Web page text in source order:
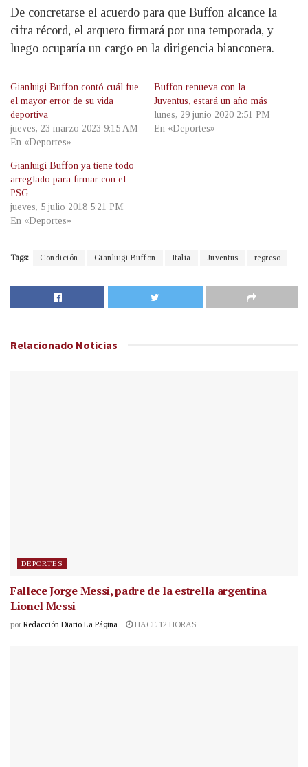
De concretarse el acuerdo para que Buffon alcance la
cifra récord, el arquero firmará por una temporada, y
luego ocuparía un cargo en la dirigencia bianconera.
Gianluigi Buffon contó cuál fue
el mayor error de su vida
deportiva
jueves, 23 marzo 2023 9:15 AM
En «Deportes»
Buffon renueva con la
Juventus, estará un año más
lunes, 29 junio 2020 2:51 PM
En «Deportes»
Gianluigi Buffon ya tiene todo
arreglado para firmar con el
PSG
jueves, 5 julio 2018 5:21 PM
En «Deportes»
Tags: Condición Gianluigi Buffon Italia Juventus regreso
Relacionado Noticias
DEPORTES
Fallece Jorge Messi, padre de la estrella argentina
Lionel Messi
por Redacción Diario La Página HACE 12 HORAS